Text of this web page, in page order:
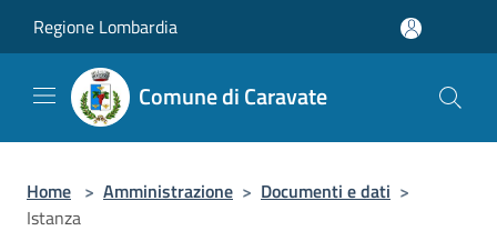
Regione Lombardia
Comune di Caravate
Home > Amministrazione > Documenti e dati >
Istanza